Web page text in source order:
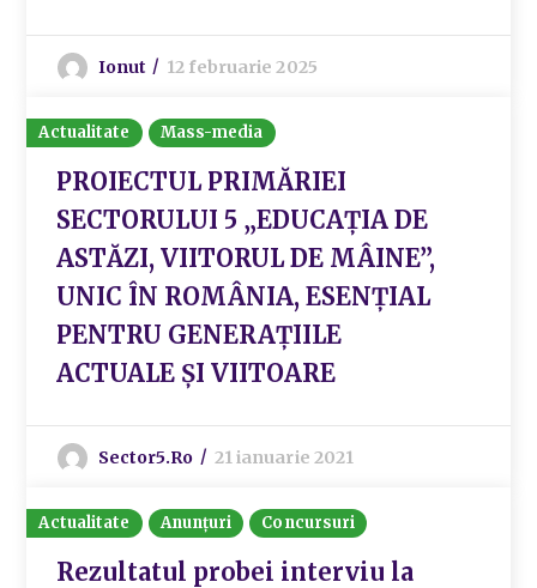
Ionut 12 februarie 2025
Actualitate Mass-media
PROIECTUL PRIMĂRIEI
SECTORULUI 5 „EDUCAȚIA DE
ASTĂZI, VIITORUL DE MÂINE”,
UNIC ÎN ROMÂNIA, ESENȚIAL
PENTRU GENERAȚIILE
ACTUALE ȘI VIITOARE
Sector5.ro 21 ianuarie 2021
Actualitate Anunțuri Concursuri
Rezultatul probei interviu la